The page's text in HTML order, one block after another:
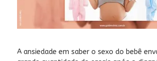
A ansiedade em saber o sexo do bebê